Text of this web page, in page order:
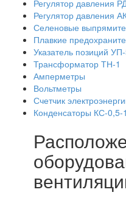
Регулятор давления
Регулятор давления
Селеновые
Плавкие
Указатель позиций
Трансформатор ТН-1
Амперметры
Вольтметры
Счетчик
Конденсаторы КС-0,5-